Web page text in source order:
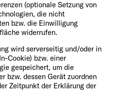
(optionale Setzung von
die nicht
bzw. die Einwilligung
widerrufen.
wird serverseitig und/oder in
Cookie) bzw. einer
gespeichert, um die
bzw. dessen Gerät zuordnen
Zeitpunkt der Erklärung der